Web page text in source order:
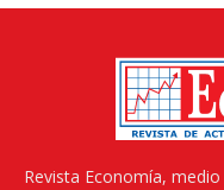
Revista Economía,